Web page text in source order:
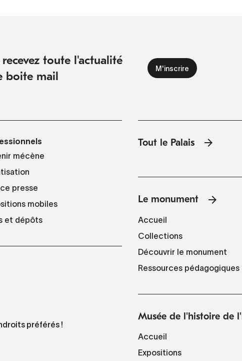
toute l'actualité
boite mail
mécène
presse
mobiles
et dépôts
préférés !
Tout le Palais
Le monument
Accueil
Collections
Découvrir le monument
Ressources pédagogiques
Musée de l'histoire de
Accueil
Expositions